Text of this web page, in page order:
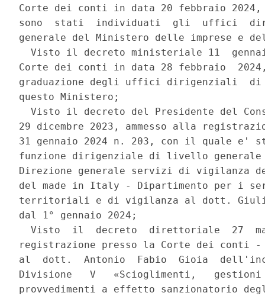
Corte dei conti in data 20 febbraio
sono  stati  individuati  gli  uffici
generale del Ministero delle imprese e
Visto il decreto ministeriale 11
Corte dei conti in data 28 febbraio
graduazione degli uffici dirigenziali
questo Ministero;
Visto il decreto del Presidente del
29 dicembre 2023, ammesso alla
31 gennaio 2024 n. 203, con il quale
funzione dirigenziale di livello
Direzione generale servizi di vigilanza
del made in Italy - Dipartimento per i
territoriali e di vigilanza al dott. Giulio
dal 1° gennaio 2024;
Visto  il  decreto  direttoriale  27
registrazione presso la Corte dei conti -
al  dott.  Antonio  Fabio  Gioia
Divisione   V   «Scioglimenti,
provvedimenti a effetto sanzionatorio